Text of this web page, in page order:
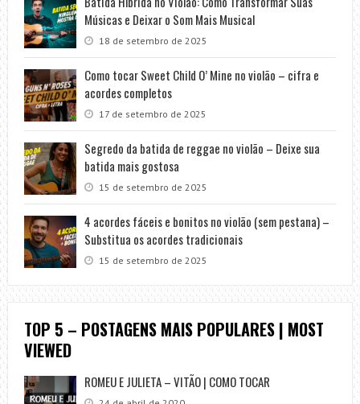
Músicas e Deixar o Som Mais Musical
18 de setembro de 2025
Como tocar Sweet Child O’ Mine no violão – cifra e
acordes completos
17 de setembro de 2025
Segredo da batida de reggae no violão – Deixe sua
batida mais gostosa
15 de setembro de 2025
4 acordes fáceis e bonitos no violão (sem pestana) –
Substitua os acordes tradicionais
15 de setembro de 2025
TOP 5 – POSTAGENS MAIS POPULARES | MOST
VIEWED
ROMEU E JULIETA – VITÃO | COMO TOCAR